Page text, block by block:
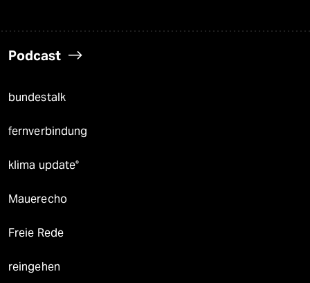
Podcast
bundestalk
fernverbindung
klima update°
Mauerecho
Freie Rede
reingehen